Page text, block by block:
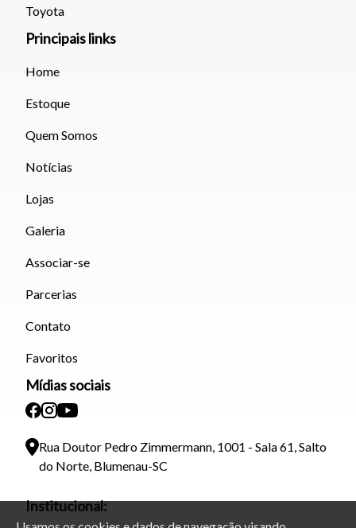
Toyota
Principais links
Home
Estoque
Quem Somos
Notícias
Lojas
Galeria
Associar-se
Parcerias
Contato
Favoritos
Mídias sociais
Rua Doutor Pedro Zimmermann, 1001 - Sala 61, Salto
do Norte, Blumenau-SC
Institucional: